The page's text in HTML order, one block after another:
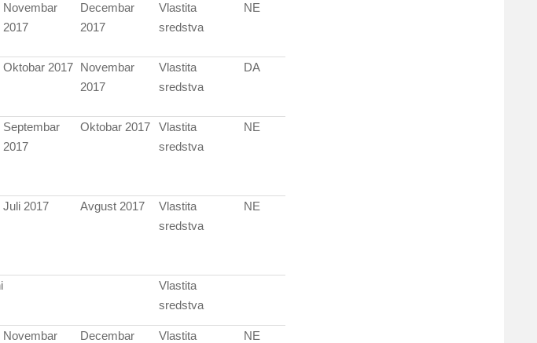
Novembar
2017
Decembar
2017
Vlastita
sredstva
NE
Oktobar 2017 Novembar
2017
Vlastita
sredstva
DA
Septembar
2017
Oktobar 2017
Vlastita
sredstva
NE
Juli 2017 Avgust 2017
Vlastita
sredstva
NE
Vlastita
sredstva
Novembar
Decembar
Vlastita
NE